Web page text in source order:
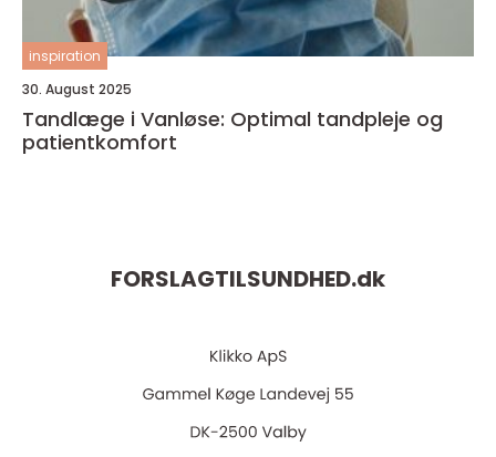
inspiration
30. August 2025
Tandlæge i Vanløse: Optimal tandpleje og
patientkomfort
FORSLAGTILSUNDHED.dk